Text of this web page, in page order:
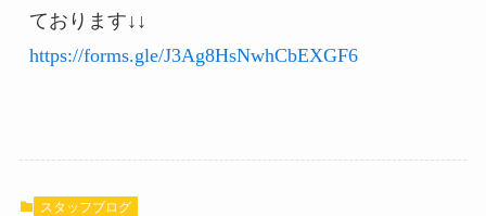
https://forms.gle/J3Ag8HsNwhCbEXGF6
スタッフブログ